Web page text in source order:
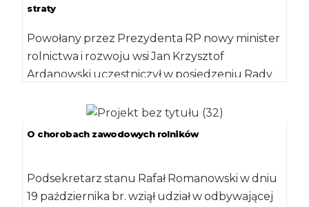
straty
Powołany przez Prezydenta RP nowy minister
rolnictwa i rozwoju wsi Jan Krzysztof
Ardanowski uczestniczył w posiedzeniu Rady
O chorobach zawodowych rolników
Podsekretarz stanu Rafał Romanowski w dniu
19 października br. wziął udział w odbywającej